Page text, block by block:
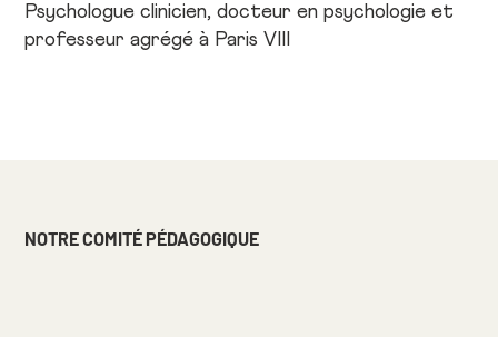
Psychologue clinicien, docteur en psychologie et
professeur agrégé à Paris VIII
NOTRE COMITÉ PÉDAGOGIQUE